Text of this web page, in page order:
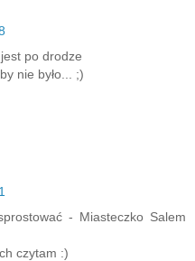
po drodze
nie było... ;)
- Miasteczko Salem
czytam :)